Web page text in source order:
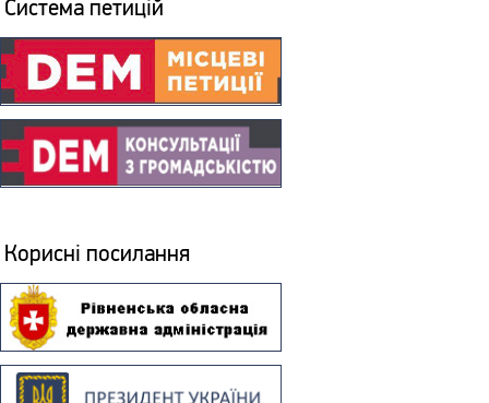
Система петицій
Корисні посилання